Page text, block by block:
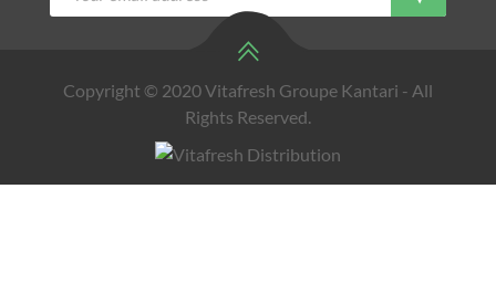
Copyright © 2020 Vitafresh Groupe Kantari - All
Rights Reserved.